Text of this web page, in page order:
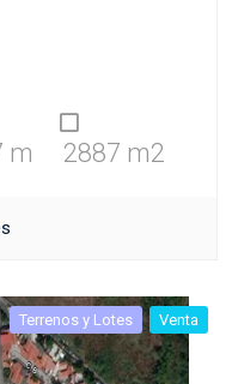
m 2887 m2
Terrenos y Lotes Venta